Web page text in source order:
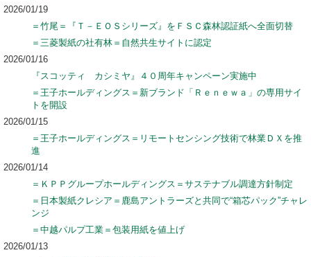
2026/01/19
＝竹尾＝『Ｔ－ＥＯＳシリーズ』をＦＳＣ森林認証紙へ全面切替
＝三菱製紙の社有林＝自然共生サイトに認定
2026/01/16
『スコッティ カシミヤ』４０周年キャンペーン実施中
＝王子ホールディングス＝新ブランド「Ｒｅｎｅｗａ」の専用サイ
トを開設
2026/01/15
＝王子ホールディングス＝リモートセンシング技術で林業ＤＸを推
進
2026/01/14
＝ＫＰＰグループホールディングス＝サステナブル調達方針制定
＝日本製紙クレシア＝鹿島アントラーズと共同で“箱芯パック”チャレ
ンジ
＝中越パルプ工業＝包装用紙を値上げ
2026/01/13